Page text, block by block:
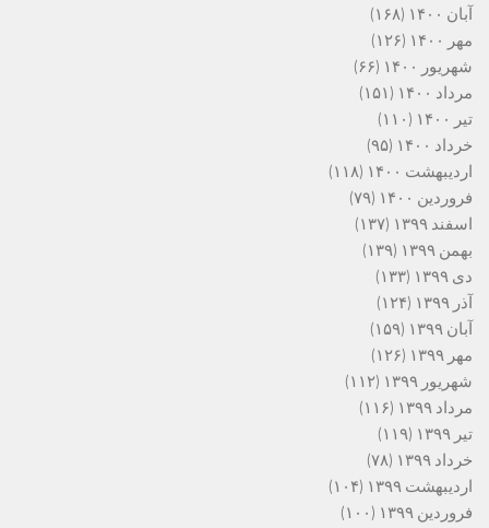
آبان ۱۴۰۰
(۱۶۸)
مهر ۱۴۰۰
(۱۲۶)
شهریور ۱۴۰۰
(۶۶)
مرداد ۱۴۰۰
(۱۵۱)
تیر ۱۴۰۰
(۱۱۰)
خرداد ۱۴۰۰
(۹۵)
اردیبهشت ۱۴۰۰
(۱۱۸)
فروردین ۱۴۰۰
(۷۹)
اسفند ۱۳۹۹
(۱۳۷)
بهمن ۱۳۹۹
(۱۳۹)
دی ۱۳۹۹
(۱۳۳)
آذر ۱۳۹۹
(۱۲۴)
آبان ۱۳۹۹
(۱۵۹)
مهر ۱۳۹۹
(۱۲۶)
شهریور ۱۳۹۹
(۱۱۲)
مرداد ۱۳۹۹
(۱۱۶)
تیر ۱۳۹۹
(۱۱۹)
خرداد ۱۳۹۹
(۷۸)
اردیبهشت ۱۳۹۹
(۱۰۴)
فروردین ۱۳۹۹
(۱۰۰)